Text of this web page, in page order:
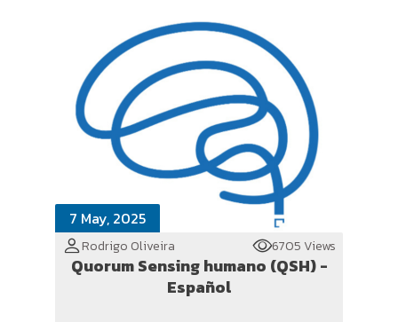
7 May, 2025
Rodrigo Oliveira 6705 Views
Quorum Sensing humano (QSH) -
Español